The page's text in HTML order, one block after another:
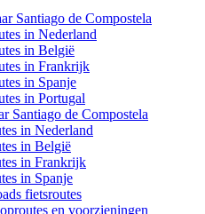
Santiago de Compostela
in Nederland
in België
in Frankrijk
in Spanje
in Portugal
Santiago de Compostela
in Nederland
in België
in Frankrijk
in Spanje
fietsroutes
en voorzieningen